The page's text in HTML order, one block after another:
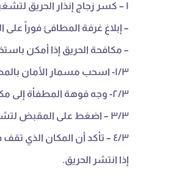
١ – كسر زجاج إنذار الحريق لتشغيله .
– إبلاغ غرفة المطافئ فوراً على
– مكافحة الحريق إذا أمكن
١/٣- اسحب مسمار الأمان بالمطفأة .
٢/٣- وجه فوهة المطفأة إلى مكان الحريق .
۳/۳ – اضغط على المقبض لتشغيل المطفأة .
٤/٣ – تأكد أن المكان الذي تقف فيه لا يشكل خطورة عليك و أنه باستطاعتك الهروب
إذا انتشر الحريق.